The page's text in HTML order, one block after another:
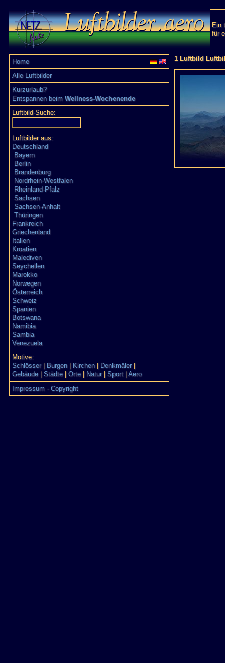
Ein
für
Home
Alle Luftbilder
Kurzurlaub?
Entspannen beim Wellness-Wochenende
Luftbild-Suche:
Luftbilder aus:
Deutschland
Bayern
Berlin
Brandenburg
Nordrhein-Westfalen
Rheinland-Pfalz
Sachsen
Sachsen-Anhalt
Thüringen
Frankreich
Griechenland
Italien
Kroatien
Malediven
Seychellen
Marokko
Norwegen
Österreich
Schweiz
Spanien
Botswana
Namibia
Sambia
Venezuela
Motive:
Schlösser| Burgen| Kirchen| Denkmäler|
Gebäude| Städte| Orte| Natur| Sport
Aero
Impressum - Copyright
1 Luftbild